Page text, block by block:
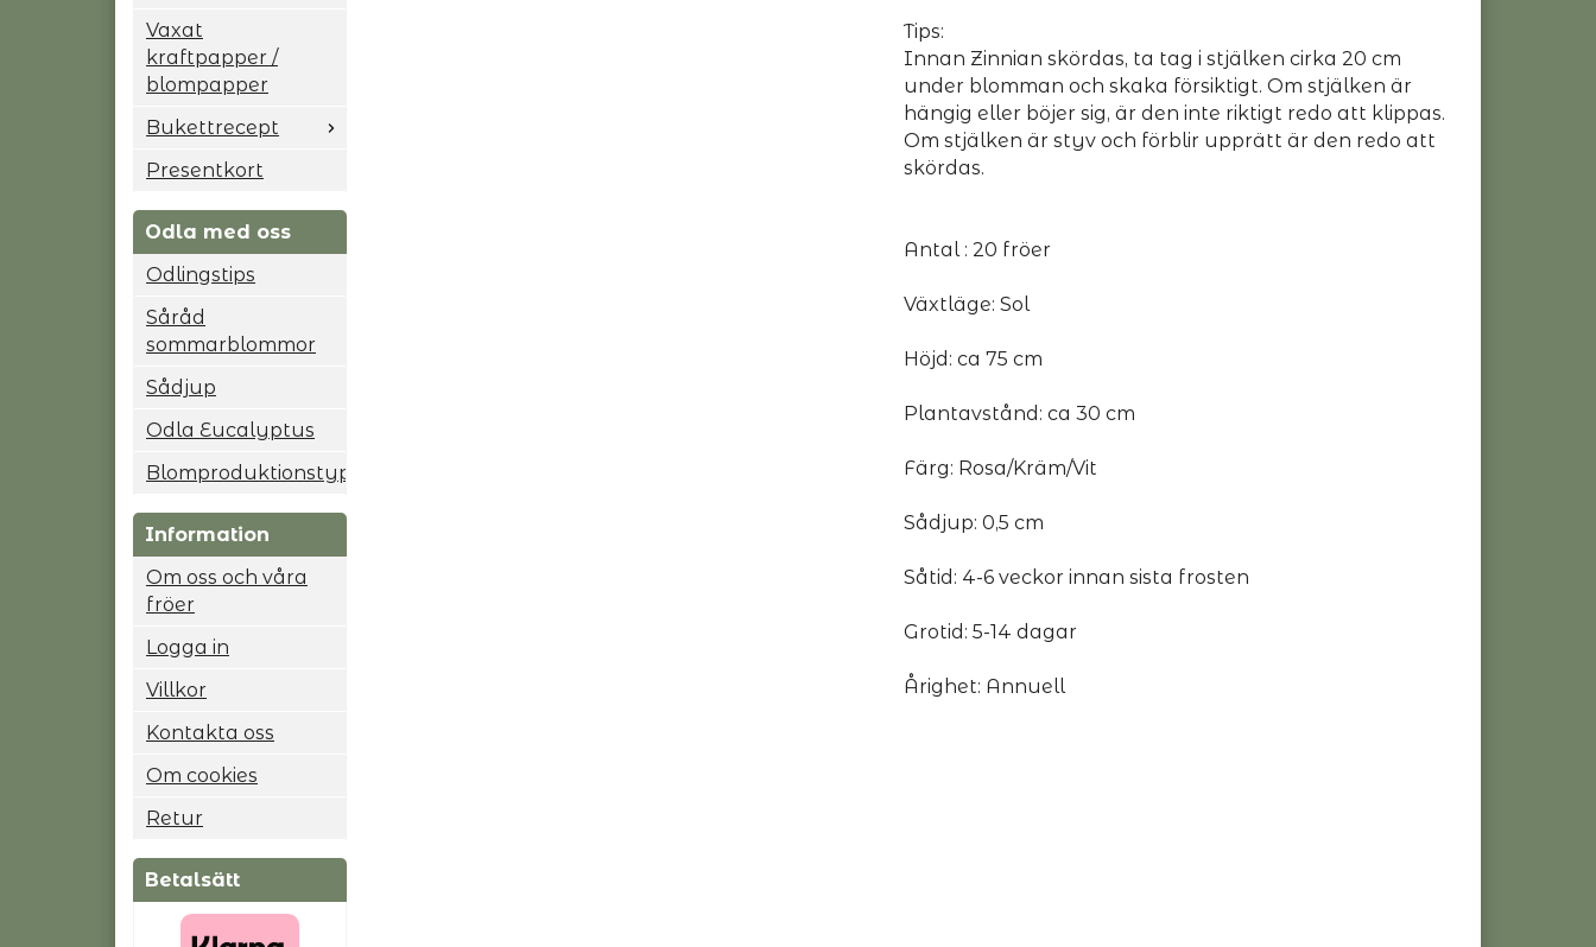
Vaxat
kraftpapper /
blompapper
Bukettrecept
Presentkort
Odla med oss
Odlingstips
Såråd
sommarblommor
Sådjup
Odla Eucalyptus
Blomproduktionstyp
Information
Om oss och våra
fröer
Logga in
Villkor
Kontakta oss
Om cookies
Retur
Betalsätt
Tips:
Innan Zinnian skördas, ta tag i stjälken cirka 20 cm
under blomman och skaka försiktigt. Om stjälken är
hängig eller böjer sig, är den inte riktigt redo att klippas.
Om stjälken är styv och förblir upprätt är den redo att
skördas.
Antal : 20 fröer
Växtläge: Sol
Höjd: ca 75 cm
Plantavstånd: ca 30 cm
Färg: Rosa/Kräm/Vit
Sådjup: 0,5 cm
Såtid: 4-6 veckor innan sista frosten
Grotid: 5-14 dagar
Årighet: Annuell